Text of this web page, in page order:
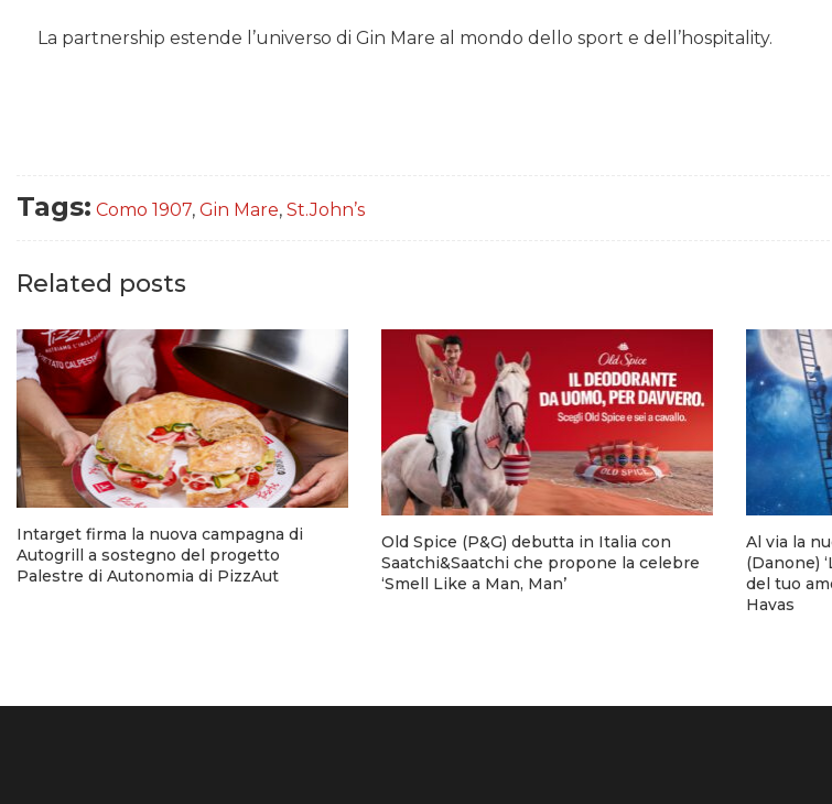
La partnership estende l’universo di Gin Mare al mondo dello sport e dell’hospitality.
Tags: Como 1907, Gin Mare, St.John’s
Related posts
Intarget firma la nuova campagna di
Autogrill a sostegno del progetto
Palestre di Autonomia di PizzAut
Old Spice (P&G) debutta in Italia con
Saatchi&Saatchi che propone la celebre
‘Smell Like a Man, Man’
Al via la
(Danone)
del tuo
Havas